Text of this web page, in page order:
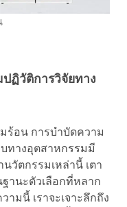
ฏิวัติการวิจัยทาง
ร้อน การบำบัดความ
ทางอุตสาหกรรมมี
วัตกรรมเหล่านี้ เตา
านะตัวเลือกที่หลาก
มนี้ เราจะเจาะลึกถึง